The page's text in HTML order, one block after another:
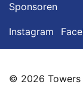
Sponsoren
Instagram
© 2026 Towers